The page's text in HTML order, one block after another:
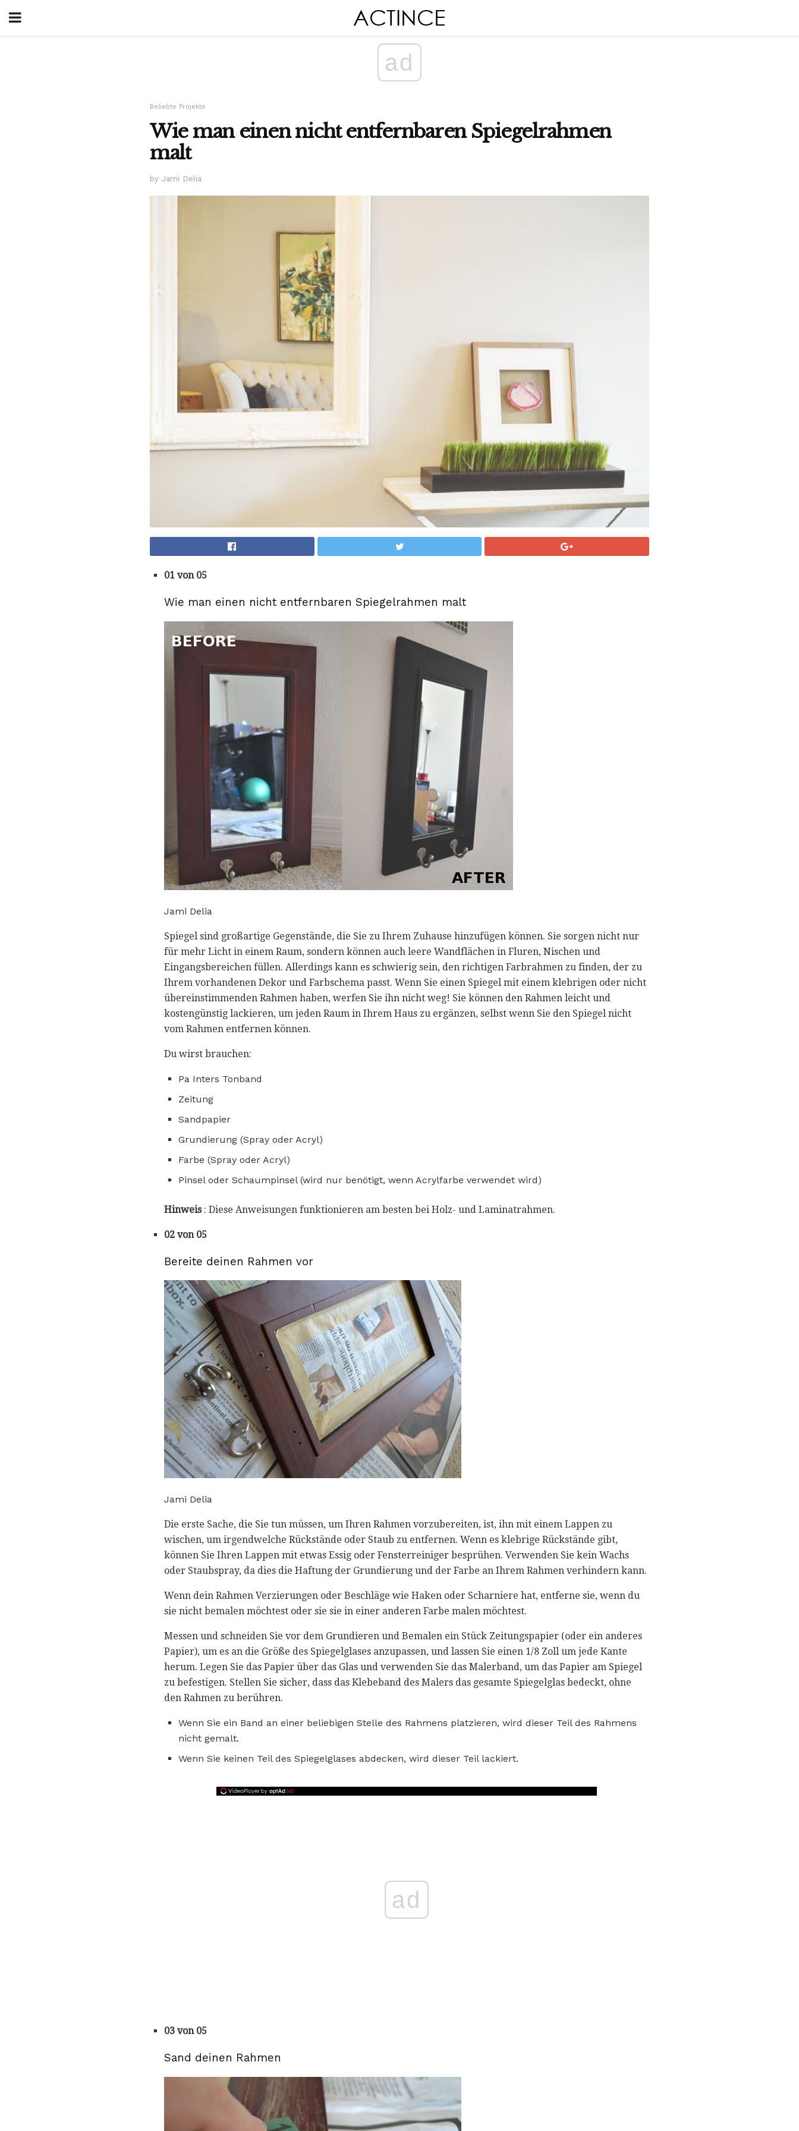
ad
Beliebte Projekte
Wie man einen nicht entfernbaren Spiegelrahmen
malt
by Jami Delia
01 von 05
Wie man einen nicht entfernbaren Spiegelrahmen malt
Jami Delia
Spiegel sind großartige Gegenstände, die Sie zu Ihrem Zuhause hinzufügen können. Sie sorgen nicht nur
für mehr Licht in einem Raum, sondern können auch leere Wandflächen in Fluren, Nischen und
Eingangsbereichen füllen. Allerdings kann es schwierig sein, den richtigen Farbrahmen zu finden, der zu
Ihrem vorhandenen Dekor und Farbschema passt. Wenn Sie einen Spiegel mit einem klebrigen oder nicht
übereinstimmenden Rahmen haben, werfen Sie ihn nicht weg! Sie können den Rahmen leicht und
kostengünstig lackieren, um jeden Raum in Ihrem Haus zu ergänzen, selbst wenn Sie den Spiegel nicht
vom Rahmen entfernen können.
Du wirst brauchen:
Pa Inters Tonband
Zeitung
Sandpapier
Grundierung (Spray oder Acryl)
Farbe (Spray oder Acryl)
Pinsel oder Schaumpinsel (wird nur benötigt, wenn Acrylfarbe verwendet wird)
Hinweis: Diese Anweisungen funktionieren am besten bei Holz- und Laminatrahmen.
02 von 05
Bereite deinen Rahmen vor
Jami Delia
Die erste Sache, die Sie tun müssen, um Ihren Rahmen vorzubereiten, ist, ihn mit einem Lappen zu
wischen, um irgendwelche Rückstände oder Staub zu entfernen. Wenn es klebrige Rückstände gibt,
können Sie Ihren Lappen mit etwas Essig oder Fensterreiniger besprühen. Verwenden Sie kein Wachs
oder Staubspray, da dies die Haftung der Grundierung und der Farbe an Ihrem Rahmen verhindern kann.
Wenn dein Rahmen Verzierungen oder Beschläge wie Haken oder Scharniere hat, entferne sie, wenn du
sie nicht bemalen möchtest oder sie sie in einer anderen Farbe malen möchtest.
Messen und schneiden Sie vor dem Grundieren und Bemalen ein Stück Zeitungspapier (oder ein anderes
Papier), um es an die Größe des Spiegelglases anzupassen, und lassen Sie einen 1/8 Zoll um jede Kante
herum. Legen Sie das Papier über das Glas und verwenden Sie das Malerband, um das Papier am Spiegel
zu befestigen. Stellen Sie sicher, dass das Klebeband des Malers das gesamte Spiegelglas bedeckt, ohne
den Rahmen zu berühren.
Wenn Sie ein Band an einer beliebigen Stelle des Rahmens platzieren, wird dieser Teil des Rahmens
nicht gemalt.
Wenn Sie keinen Teil des Spiegelglases abdecken, wird dieser Teil lackiert.
ad
03 von 05
Sand deinen Rahmen